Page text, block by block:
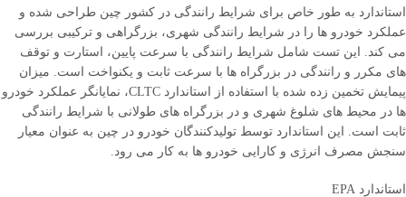
استاندارد به ‌طور خاص برای شرایط رانندگی در کشور چین طراحی شده و
عملکرد خودرو ها را در شرایط رانندگی شهری، بزرگراهی و ترکیبی بررسی
می ‌کند. این تست شامل شرایط رانندگی با سرعت پایین، استارت و توقف
‌های مکرر و رانندگی در بزرگراه‌ ها با سرعت ثابت و یکنواخت است. میزان
پیمایش تخمین زده‌ شده با استفاده از استاندارد CLTC، نمایانگر عملکرد خودرو
ها در محیط‌ های شلوغ شهری و در بزرگراه ‌های طولانی با شرایط رانندگی
ثابت است. این استاندارد توسط تولیدکنندگان خودرو در چین به عنوان معیار
سنجش مصرف انرژی و کارایی خودرو ها به ‌کار می ‌رود.
استاندارد EPA